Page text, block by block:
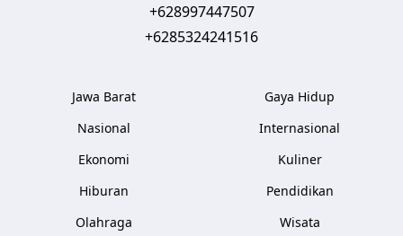
+628997447507
+6285324241516
Jawa Barat
Nasional
Ekonomi
Hiburan
Olahraga
Gaya Hidup
Internasional
Kuliner
Pendidikan
Wisata